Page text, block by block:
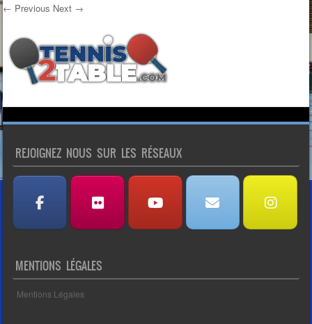
← Previous Next →
REJOIGNEZ NOUS SUR LES RÉSEAUX
MENTIONS LÉGALES
Mentions Légales